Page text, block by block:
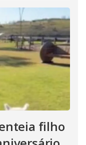
filho